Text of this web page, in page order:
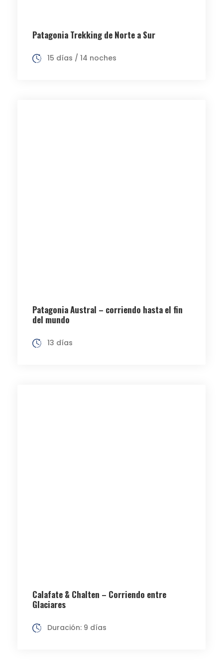
Patagonia Trekking de Norte a Sur
15 días / 14 noches
Patagonia Austral – corriendo hasta el fin
del mundo
13 días
Calafate & Chalten – Corriendo entre
Glaciares
Duración: 9 días